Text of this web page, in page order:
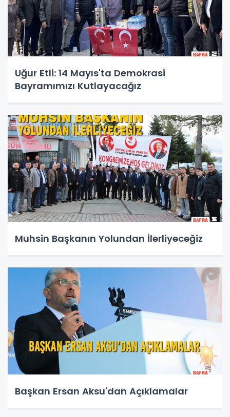
Uğur Etli: 14 Mayıs'ta Demokrasi
Bayramımızı Kutlayacağız
Muhsin Başkanın Yolundan İlerliyeceğiz
Başkan Ersan Aksu'dan Açıklamalar